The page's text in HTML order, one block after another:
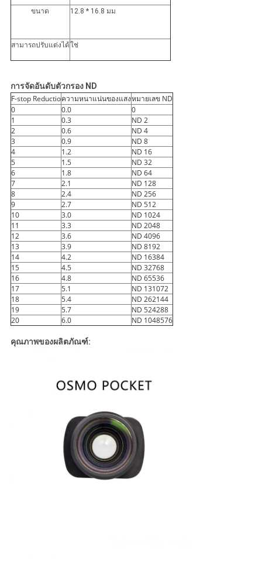
ขนาด 12.8 * 16.8 มม
สามารถปรับแต่งได้ใช่
การจัดอันดับตัวกรอง ND
F-stop Reductioความหนาแน่นของแสงหมายเลข ND
0
0.0
0
1
0.3
ND 2
2
0.6
ND 4
3
0.9
ND 8
4
1.2
ND 16
5
1.5
ND 32
6
1.8
ND 64
7
2.1
ND 128
8
2.4
ND 256
9
2.7
ND 512
10
3.0
ND 1024
11
3.3
ND 2048
12
3.6
ND 4096
13
3.9
ND 8192
14
4.2
ND 16384
15
4.5
ND 32768
16
4.8
ND 65536
17
5.1
ND 131072
18
5.4
ND 262144
19
5.7
ND 524288
20
6.0 ND 1048576
คุณภาพของผลิตภัณฑ์: